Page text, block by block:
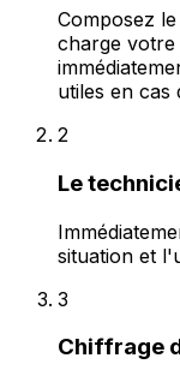
Composez
charge votre
utiles en cas
2
Le
situation et
3
Chiffrage